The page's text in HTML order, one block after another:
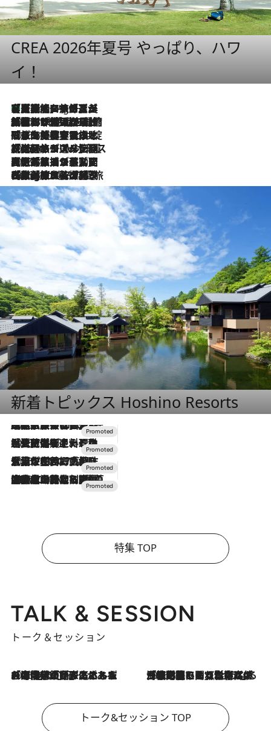
CREA 2026年夏号 やっぱり、ハワ
イ！
1 Hour Ago
【厳選旅コスメ】「多機能アイテムがメイン！」旅好き美容エディターが選んだ夏旅ベストコスメを発表【Mサイズジップ】
2026.8.6
「荷物が増えるほど旅ストレスは増す」美容ジャーナリストがたどり着いた最終結論。“化粧品を劇的に減らす”感動の凝縮美容とは
2026.8.6
「旅先には金髪ウィッグを持参」日本と同じメイクでは損してる!? 美容ジャーナリストが提案する“掟破りの旅美容”とは
2026.8.6
【厳選旅コスメ】「身軽さ＆UV対策重視！」ヘアアーティストshucoが選んだ夏旅ベストコスメを発表【Mサイズジップ】
2026.8.5
【厳選旅コスメ】国内をあちこち移動する河井菜摘が選んだ夏旅ベストコスメ発表！「リラックスアイテムはマスト」【Mサイズジップ】
2026.8.4
【厳選旅コスメ】「紫外線＆乾燥対策しながらメイク感も！」ヘア＆メイクGeorgeが選んだ夏旅ベストコスメを発表！【Mサイズジップ】
新着トピックス Hoshino Resorts
2026.7.31
【ホテル帰省】という選択肢をOMOが提案。家族とほどよい距離を保つには「昼は実家、夜は気兼ねなくホテルで！」
2026.7.24
【夏限定ディナーコース】旬を迎える稚鮎や花ズッキーニなどをイタリア・トスカーナの郷土料理の手法で満喫！
2026.7.17
「土佐和ハーブかき氷」がOMO7高知に登場！生姜、山椒、大葉など目にも舌にも涼を呼ぶ郷土の味
2026.7.10
NEW OPEN！【界 草津】名湯の地に誕生。趣の異なる2種の温泉と上州ならではの会席・蕎麦割烹など美食を味わう究極の癒やし旅
特集 TOP
TALK & SESSION
トーク＆セッション
2026.8.3
「今後値上げがあるとすれば…」「リスクがあるのは今年の冬」エネルギー専門家が語る、ホルムズ海峡封鎖が家庭にもたらす“ある心配” 2026.8.3
「住宅建てられない…」「サーチャージ料の高値が続いている」ホルムズ海峡封鎖による影響はいつまで続く？《エネルギー専門家に聞く“どうなる日本の暮らし”》
トーク&セッション TOP